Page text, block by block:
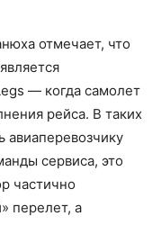
отмечает, что
— когда самолет
рейса. В таких
авиаперевозчику
сервиса, это
частично
перелет, а